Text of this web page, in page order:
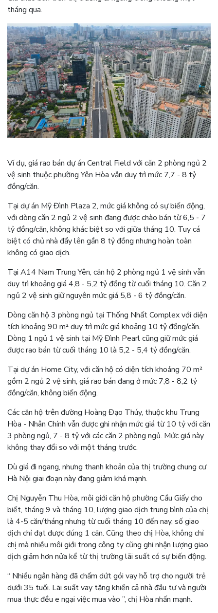
tháng qua.
Ví dụ, giá rao bán dự án Central Field với căn 2 phòng ngủ 2
vệ sinh thuộc phường Yên Hòa vẫn duy trì mức 7,7 - 8 tỷ
đồng/căn.
Tại dự án Mỹ Đình Plaza 2, mức giá không có sự biến động,
với dòng căn 2 ngủ 2 vệ sinh đang được chào bán từ 6,5 - 7
tỷ đồng/căn, không khác biệt so với giữa tháng 10. Tuy cá
biệt có chủ nhà đẩy lên gần 8 tỷ đồng nhưng hoàn toàn
không có giao dịch.
Tại A14 Nam Trung Yên, căn hộ 2 phòng ngủ 1 vệ sinh vẫn
duy trì khoảng giá 4,8 - 5,2 tỷ đồng từ cuối tháng 10. Căn 2
ngủ 2 vệ sinh giữ nguyên mức giá 5,8 - 6 tỷ đồng/căn.
Dòng căn hộ 3 phòng ngủ tại Thống Nhất Complex với diện
tích khoảng 90 m² duy trì mức giá khoảng 10 tỷ đồng/căn.
Dòng 1 ngủ 1 vệ sinh tại Mỹ Đình Pearl cũng giữ mức giá
được rao bán từ cuối tháng 10 là 5,2 - 5,4 tỷ đồng/căn.
Tại dự án Home City, với căn hộ có diện tích khoảng 70 m²
gồm 2 ngủ 2 vệ sinh, giá rao bán đang ở mức 7,8 - 8,2 tỷ
đồng/căn, không biến động.
Các căn hộ trên đường Hoàng Đạo Thúy, thuộc khu Trung
Hòa - Nhân Chính vẫn được ghi nhận mức giá từ 10 tỷ với căn
3 phòng ngủ, 7 - 8 tỷ với các căn 2 phòng ngủ. Mức giá này
không thay đổi so với một tháng trước.
Dù giá đi ngang, nhưng thanh khoản của thị trường chung cư
Hà Nội giai đoạn này đang giảm khá mạnh.
Chị Nguyễn Thu Hòa, môi giới căn hộ phường Cầu Giấy cho
biết, tháng 9 và tháng 10, lượng giao dịch trung bình của chị
là 4-5 căn/tháng nhưng từ cuối tháng 10 đến nay, số giao
dịch chỉ đạt được đúng 1 căn. Cũng theo chị Hòa, không chỉ
chị mà nhiều môi giới trong công ty cũng ghi nhận lượng giao
dịch giảm hơn nửa kể từ thị trường lãi suất có sự biến động.
“ Nhiều ngân hàng đã chấm dứt gói vay hỗ trợ cho người trẻ
dưới 35 tuổi. Lãi suất vay tăng khiến cả nhà đầu tư và người
mua thực đều e ngại việc mua vào ”, chị Hòa nhấn mạnh.